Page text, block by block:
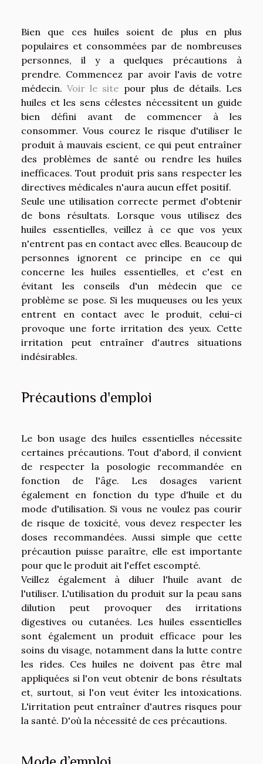
Bien que ces huiles soient de plus en plus
populaires et consommées par de nombreuses
personnes, il y a quelques précautions à
prendre. Commencez par avoir l'avis de votre
médecin.Voir le site pour plus de détails. Les
huiles et les sens célestes nécessitent un guide
bien défini avant de commencer à les
consommer. Vous courez le risque d'utiliser le
produit à mauvais escient, ce qui peut entraîner
des problèmes de santé ou rendre les huiles
inefficaces. Tout produit pris sans respecter les
directives médicales n'aura aucun effet positif.
Seule une utilisation correcte permet d'obtenir
de bons résultats. Lorsque vous utilisez des
huiles essentielles, veillez à ce que vos yeux
n'entrent pas en contact avec elles. Beaucoup de
personnes ignorent ce principe en ce qui
concerne les huiles essentielles, et c'est en
évitant les conseils d'un médecin que ce
problème se pose. Si les muqueuses ou les yeux
entrent en contact avec le produit, celui-ci
provoque une forte irritation des yeux. Cette
irritation peut entraîner d'autres situations
indésirables.
Précautions d'emploi
Le bon usage des huiles essentielles nécessite
certaines précautions. Tout d'abord, il convient
de respecter la posologie recommandée en
fonction de l'âge. Les dosages varient
également en fonction du type d'huile et du
mode d'utilisation. Si vous ne voulez pas courir
de risque de toxicité, vous devez respecter les
doses recommandées. Aussi simple que cette
précaution puisse paraître, elle est importante
pour que le produit ait l'effet escompté.
Veillez également à diluer l'huile avant de
l'utiliser. L'utilisation du produit sur la peau sans
dilution peut provoquer des irritations
digestives ou cutanées. Les huiles essentielles
sont également un produit efficace pour les
soins du visage, notamment dans la lutte contre
les rides. Ces huiles ne doivent pas être mal
appliquées si l'on veut obtenir de bons résultats
et, surtout, si l'on veut éviter les intoxications.
L'irritation peut entraîner d'autres risques pour
la santé. D'où la nécessité de ces précautions.